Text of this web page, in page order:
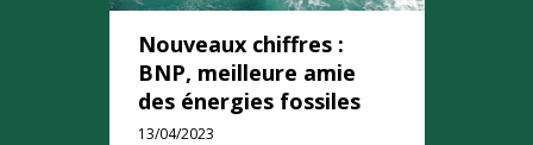
Nouveaux chiffres :
BNP, meilleure amie
des énergies fossiles
13/04/2023